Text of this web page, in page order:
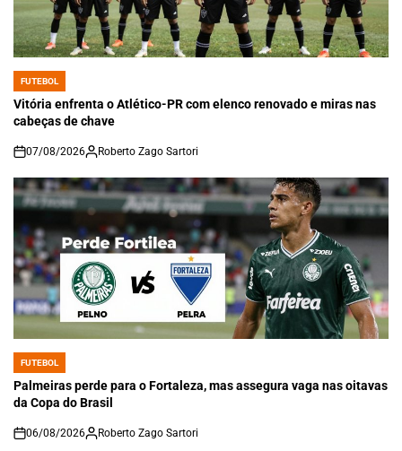
POSTED
IN
FUTEBOL
Vitória enfrenta o Atlético-PR com elenco renovado e miras nas
cabeças de chave
on
07/08/2026 Roberto Zago Sartori
POSTED
IN
FUTEBOL
Palmeiras perde para o Fortaleza, mas assegura vaga nas oitavas
da Copa do Brasil
on
06/08/2026 Roberto Zago Sartori